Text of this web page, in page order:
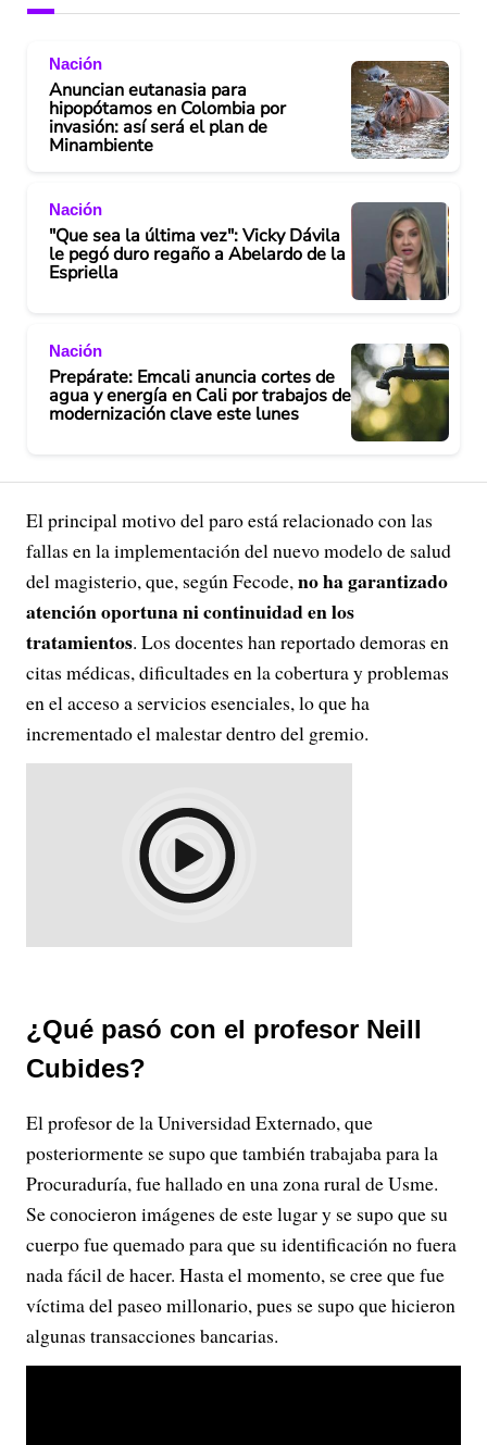
Nación
Anuncian eutanasia para
hipopótamos en Colombia por
invasión: así será el plan de
Minambiente
Nación
"Que sea la última vez": Vicky Dávila
le pegó duro regaño a Abelardo de la
Espriella
Nación
Prepárate: Emcali anuncia cortes de
agua y energía en Cali por trabajos de
modernización clave este lunes
El principal motivo del paro está relacionado con las
fallas en la implementación del nuevo modelo de salud
del magisterio, que, según Fecode,no ha garantizado
atención oportuna ni continuidad en los
tratamientos. Los docentes han reportado demoras en
citas médicas, dificultades en la cobertura y problemas
en el acceso a servicios esenciales, lo que ha
incrementado el malestar dentro del gremio.
¿Qué pasó con el profesor Neill
Cubides?
El profesor de la Universidad Externado, que
posteriormente se supo que también trabajaba para la
Procuraduría, fue hallado en una zona rural de Usme.
Se conocieron imágenes de este lugar y se supo que su
cuerpo fue quemado para que su identificación no fuera
nada fácil de hacer. Hasta el momento, se cree que fue
víctima del paseo millonario, pues se supo que hicieron
algunas transacciones bancarias.